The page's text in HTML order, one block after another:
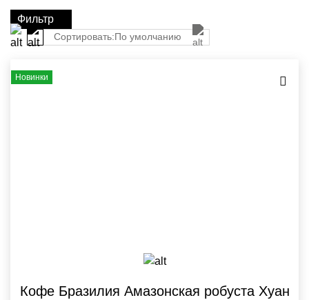
Фильтр
Сортировать:По умолчанию
Новинки
Кофе Бразилия Амазонская робуста Хуан